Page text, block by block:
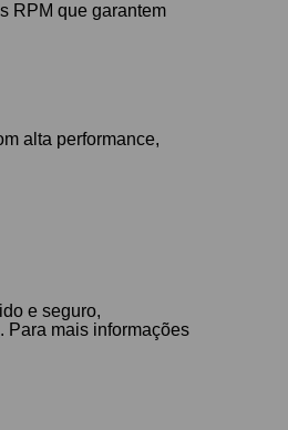
RPM que garantem
alta performance,
e seguro,
. Para mais informações